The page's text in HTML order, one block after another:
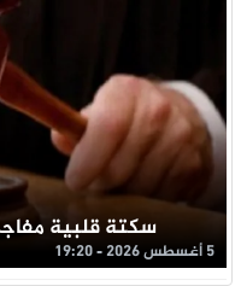
سكتة قلبية
5 أغسطس 2026 - 19:20